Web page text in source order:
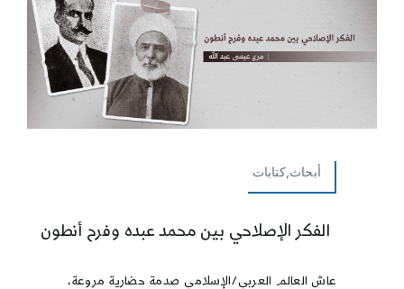
أبحاث,كتابات
الفكر الإصلاحي بين محمد عبده وفرح أنطون
عاش العالم العربي/الإسلامي صدمة حضارية مروعة،